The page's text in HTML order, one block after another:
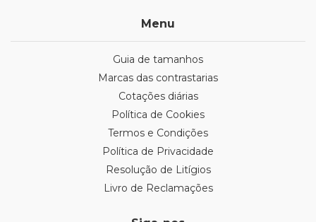
Menu
Guia de tamanhos
Marcas das contrastarias
Cotações diárias
Política de Cookies
Termos e Condições
Política de Privacidade
Resolução de Litígios
Livro de Reclamações